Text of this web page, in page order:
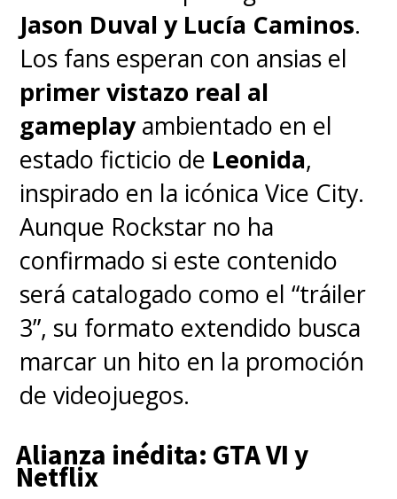
Jun-woo" (Ok Taec-yeon), un
inteligente y trabajador pasante
de primer año de derecho en la
firma. Deben estar atentos a
este carismático y extravagante
personaje, porque los dejará
marcando ocupado.
Mientras que "Jang Han-seo"
(Kwak Dong-yeon), el joven
presidente de "Babel Group". Es
hombre con un lado loco y sin
sentido de conciencia que está
obsesionado con ganar, usando
la tiranía y los abusos de poder
Jason Duval y Lucía Caminos.
Los fans esperan con ansias el
primer vistazo real al
gameplayambientado en el
estado ficticio de Leonida,
inspirado en la icónica Vice City.
Aunque Rockstar no ha
confirmado si este contenido
será catalogado como el “tráiler
3”, su formato extendido busca
marcar un hito en la promoción
de videojuegos.
Alianza inédita: GTA VI y
Netflix